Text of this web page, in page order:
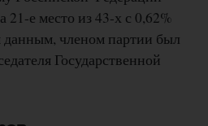
21-е место из 43-х с 0,62%
данным, членом партии был
Государственной